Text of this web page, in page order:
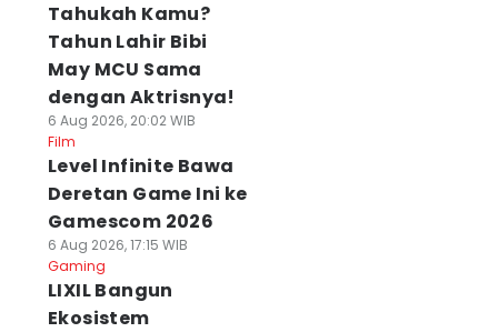
Tahukah Kamu?
Tahun Lahir Bibi
May MCU Sama
dengan Aktrisnya!
6 Aug 2026, 20:02 WIB
Film
Level Infinite Bawa
Deretan Game Ini ke
Gamescom 2026
6 Aug 2026, 17:15 WIB
Gaming
LIXIL Bangun
Ekosistem